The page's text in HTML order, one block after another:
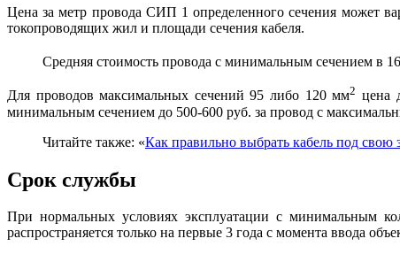
Цена за метр провода СИП 1 определенного сечения может
токопроводящих жил и площади сечения кабеля.
Средняя стоимость провода с минимальным сечением в
Для проводов максимальных сечений 95 либо 120 мм2 цена
минимальным сечением до 500-600 руб. за провод с
Читайте также: «Как правильно выбрать кабель под свою
Срок службы
При нормальных условиях эксплуатации с минимальным
распространяется только на первые 3 года с момента ввода